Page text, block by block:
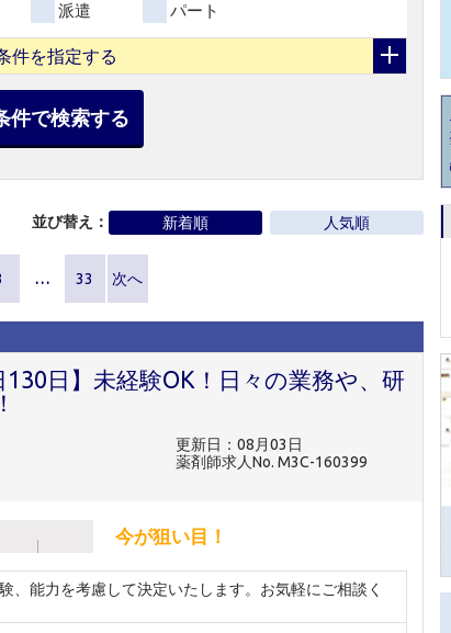
派遣 パート
件を指定する
件で検索する
並び替え： 新着順 人気順
… 33 次へ
日】未経験OK！日々の業務や、研
更新日：08月03日
薬剤師求人No. M3C-160399
今が狙い目！
、能力を考慮して決定いたします。お気軽にご相談く